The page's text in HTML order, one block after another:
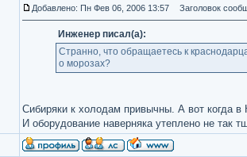
Добавлено: Пн Фев 06, 2006 13:57 Заголовок
Инженер писал(а):
Странно, что обращаетесь к
о морозах?
Сибиряки к холодам привычны. А вот когда
И оборудование наверняка утеплено не так